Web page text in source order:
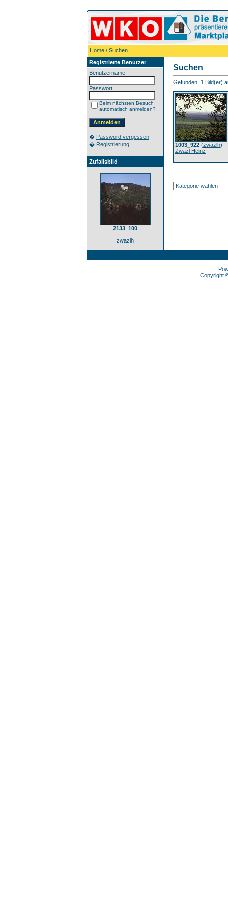
Home / Suchen
Registrierte Benutzer
Benutzername:
Passwort:
Beim nächsten Besuch
automatisch anmelden?
� Password vergessen
� Registrierung
Zufallsbild
2133_100
zwazlh
Suchen
Gefunden: 1 Bild(er)
1003_922 (zwazlh)
Zwazl Heinz
Copyright